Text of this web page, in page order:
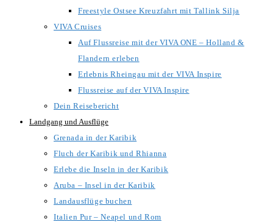
Freestyle Ostsee Kreuzfahrt mit Tallink Silja
VIVA Cruises
Auf Flussreise mit der VIVA ONE – Holland &
Flandern erleben
Erlebnis Rheingau mit der VIVA Inspire
Flussreise auf der VIVA Inspire
Dein Reisebericht
Landgang und Ausflüge
Grenada in der Karibik
Fluch der Karibik und Rhianna
Erlebe die Inseln in der Karibik
Aruba – Insel in der Karibik
Landausflüge buchen
Italien Pur – Neapel und Rom